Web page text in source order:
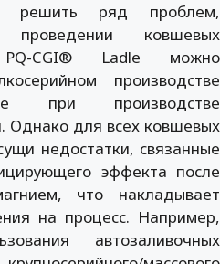
решить ряд проблем,
ковшевых
CGI® Ladle можно
производстве
при производстве
Однако для всех ковшевых
недостатки, связанные
эффекта после
что накладывает
на процесс. Например,
автозаливочных